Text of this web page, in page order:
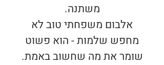
משתנה.
אלבום משפחתי טוב לא
מחפש שלמות - הוא פשוט
שומר את מה שחשוב באמת.